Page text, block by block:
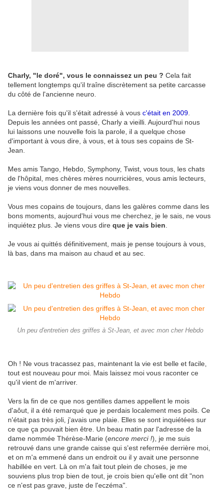
Charly, "le doré", vous le connaissez un peu ? Cela fait
tellement longtemps qu'il traîne discrètement sa petite carcasse
du côté de l'ancienne neuro.
La dernière fois qu'il s'était adressé à vous c'était en 2009
Depuis les années ont passé, Charly a vieilli. Aujourd'hui nous
lui laissons une nouvelle fois la parole, il a quelque chose
d'important à vous dire, à vous, et à tous ses copains de St-
Jean.
Mes amis Tango, Hebdo, Symphony, Twist, vous tous, les chats
de l'hôpital, mes chères mères nourricières, vous amis lecteurs,
je viens vous donner de mes nouvelles.
Vous mes copains de toujours, dans les galères comme dans les
bons moments, aujourd'hui vous me cherchez, je le sais, ne vous
inquiétez plus. Je viens vous dire que je vais bien
Je vous ai quittés définitivement, mais je pense toujours à vous,
là bas, dans ma maison au chaud et au sec.
Un peu d'entretien des griffes à St-Jean, et avec mon cher Hebdo
Oh ! Ne vous tracassez pas, maintenant la vie est belle et facile,
tout est nouveau pour moi. Mais laissez moi vous raconter ce
qu'il vient de m'arriver.
Vers la fin de ce que nos gentilles dames appellent le mois
d'aôut, il a été remarqué que je perdais localement mes poils. Ce
n'était pas très joli, j'avais une plaie. Elles se sont inquiétées sur
ce que ça pouvait bien être. Un beau matin par l'adresse de la
dame nommée Thérèse-Marie (encore merci !), je me suis
retrouvé dans une grande caisse qui s'est refermée derrière moi,
et on m'a emmené dans un endroit ou il y avait une personne
habillée en vert. Là on m'a fait tout plein de choses, je me
souviens plus trop bien de tout, je crois bien qu'elle ont dit "non
ce n'est pas grave, juste de l'eczéma".